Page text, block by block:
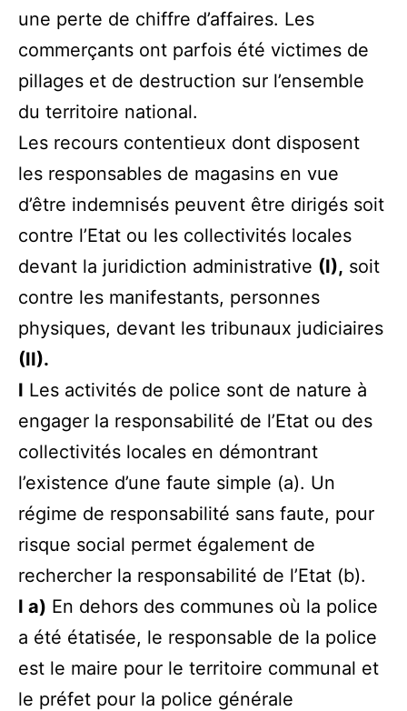
une perte de chiffre d’affaires. Les
commerçants ont parfois été victimes de
pillages et de destruction sur l’ensemble
du territoire national.
Les recours contentieux dont disposent
les responsables de magasins en vue
d’être indemnisés peuvent être dirigés soit
contre l’Etat ou les collectivités locales
devant la juridiction administrative (I), soit
contre les manifestants, personnes
physiques, devant les tribunaux judiciaires
(II).
I Les activités de police sont de nature à
engager la responsabilité de l’Etat ou des
collectivités locales en démontrant
l’existence d’une faute simple (a). Un
régime de responsabilité sans faute, pour
risque social permet également de
rechercher la responsabilité de l’Etat (b).
I a) En dehors des communes où la police
a été étatisée, le responsable de la police
est le maire pour le territoire communal et
le préfet pour la police générale